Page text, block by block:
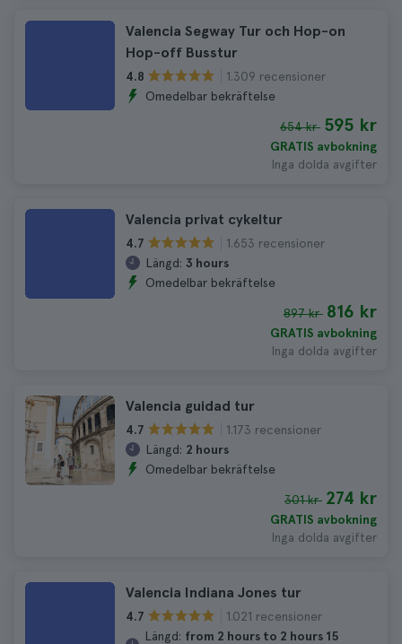
Valencia Segway Tur och Hop-on
Hop-off Busstur
4.8
1.309 recensioner
Omedelbar bekräftelse
654 kr 595 kr
GRATIS avbokning
Inga dolda avgifter
Valencia privat cykeltur
4.7
1.653 recensioner
Längd: 3 hours
Omedelbar bekräftelse
897 kr 816 kr
GRATIS avbokning
Inga dolda avgifter
Valencia guidad tur
4.7
1.173 recensioner
Längd: 2 hours
Omedelbar bekräftelse
301 kr 274 kr
GRATIS avbokning
Inga dolda avgifter
Valencia Indiana Jones tur
4.7
1.021 recensioner
Längd: from 2 hours to 2 hours 15